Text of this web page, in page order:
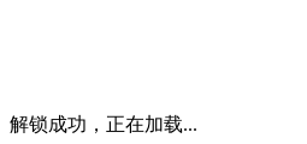
解锁成功，正在加载...